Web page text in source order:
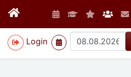
Login
>